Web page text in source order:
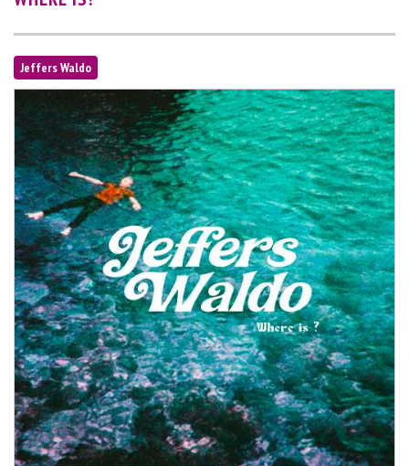
Jeffers Waldo